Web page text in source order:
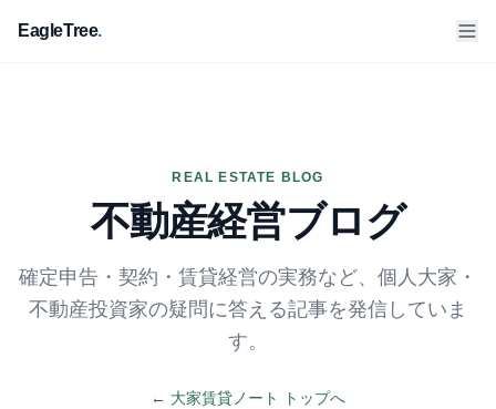
EagleTree.
REAL ESTATE BLOG
不動産経営ブログ
確定申告・契約・賃貸経営の実務など、個人大家・
不動産投資家の疑問に答える記事を発信していま
す。
← 大家賃貸ノート トップへ